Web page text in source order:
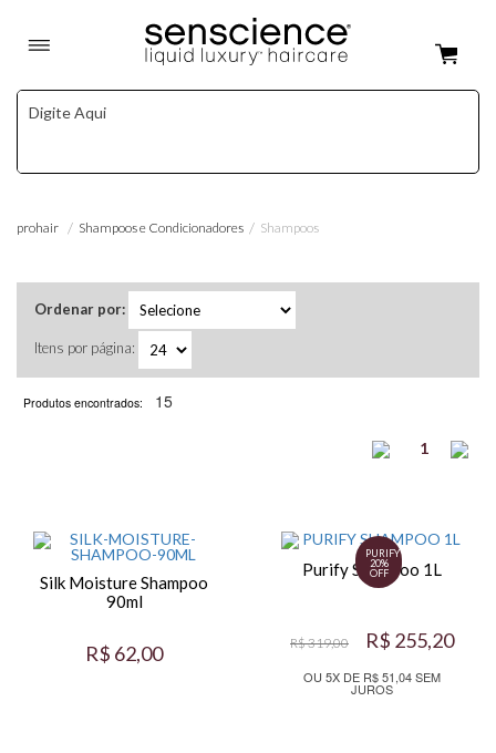
prohair Shampoos e Condicionadores Shampoos
Ordenar por:
Itens por página:
Produtos encontrados: 15
1
Silk Moisture Shampoo
90ml
R$ 62,00
PURIFY
20%
OFF
Purify Shampoo 1L
R$ 319,00 R$ 255,20
OU 5X DE R$ 51,04 SEM
JUROS